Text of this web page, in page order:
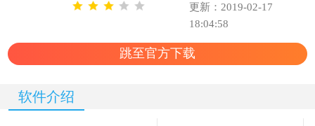
更新：2019-02-17
18:04:58
跳至官方下载
软件介绍